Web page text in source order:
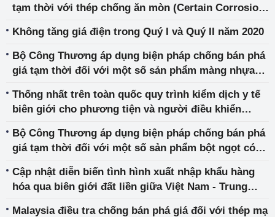
tạm thời với thép chống ăn mòn (Certain Corrosion-
Việt Nam
Không tăng giá điện trong Quý I và Quý II năm 2020
Bộ Công Thương áp dụng biện pháp chống bán phá
giá tạm thời đối với một số sản phẩm màng nhựa
Thống nhất trên toàn quốc quy trình kiểm dịch y tế
biên giới cho phương tiện và người điều khiển
vận chuyển hàng hóa
Bộ Công Thương áp dụng biện pháp chống bán phá
giá tạm thời đối với một số sản phẩm bột ngọt có
Cập nhật diễn biến tình hình xuất nhập khẩu hàng
hóa qua biên giới đất liền giữa Việt Nam - Trung
Malaysia điều tra chống bán phá giá đối với thép mạ